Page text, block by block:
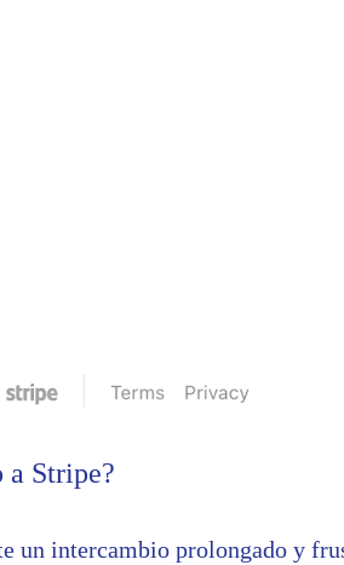
a Stripe?
un intercambio prolongado y